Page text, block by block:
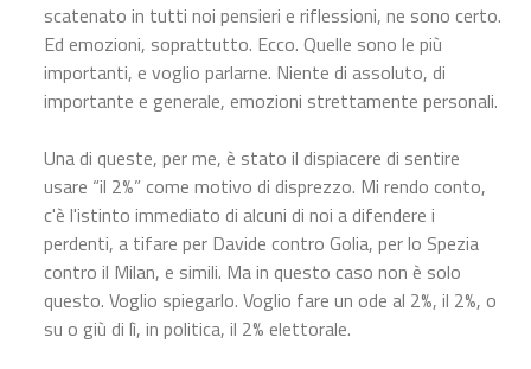
scatenato in tutti noi pensieri e riflessioni, ne sono certo.
Ed emozioni, soprattutto. Ecco. Quelle sono le più
importanti, e voglio parlarne. Niente di assoluto, di
importante e generale, emozioni strettamente personali.
Una di queste, per me, è stato il dispiacere di sentire
usare “il 2%” come motivo di disprezzo. Mi rendo conto,
c'è l'istinto immediato di alcuni di noi a difendere i
perdenti, a tifare per Davide contro Golia, per lo Spezia
contro il Milan, e simili. Ma in questo caso non è solo
questo. Voglio spiegarlo. Voglio fare un ode al 2%, il 2%, o
su o giù di lì, in politica, il 2% elettorale.